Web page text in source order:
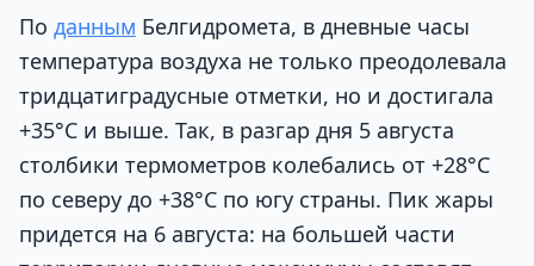
По данным Белгидромета, в дневные часы
температура воздуха не только преодолевала
тридцатиградусные отметки, но и достигала
+35°С и выше. Так, в разгар дня 5 августа
столбики термометров колебались от +28°С
по северу до +38°С по югу страны. Пик жары
придется на 6 августа: на большей части